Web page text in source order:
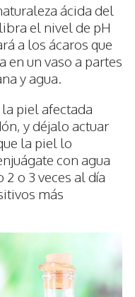
ácida del
el nivel de pH
a los ácaros que
en un vaso a partes
y agua.
piel afectada
y déjalo actuar
la piel lo
con agua
o 3 veces al día
más